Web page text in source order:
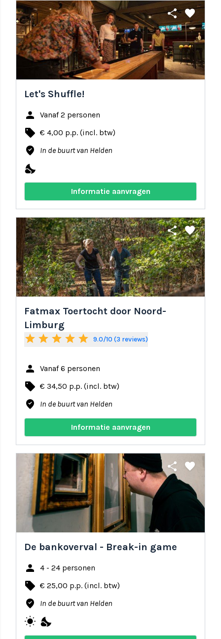
share favorite
Let's Shuffle!
person Vanaf 2 personen
local_offer € 4,00 p.p. (incl. btw)
where_to_vote In de buurt van Helden
nights_stay
Informatie aanvragen
share favorite
Fatmax Toertocht door Noord-
Limburg
star star star star star 9.0/10 (3 reviews)
person Vanaf 6 personen
local_offer € 34,50 p.p. (incl. btw)
where_to_vote In de buurt van Helden
Informatie aanvragen
share favorite
De bankoverval - Break-in game
person 4 - 24 personen
local_offer € 25,00 p.p. (incl. btw)
where_to_vote In de buurt van Helden
wb_sunny nights_stay